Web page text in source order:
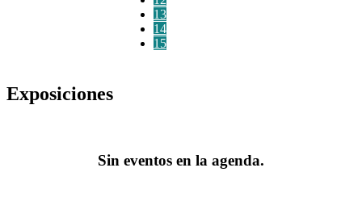
13
14
15
Exposiciones
Sin eventos en la agenda.